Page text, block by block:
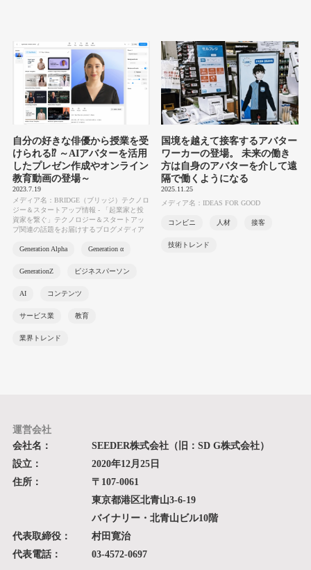
自分の好きな俳優から授業を受
けられる⁉ ～AIアバターを活用
したプレゼン作成やオンライン
教育動画の登場～
2023.7.19
メディア名：BRIDGE（ブリッジ）テクノロ
ジー＆スタートアップ情報 - 「起業家と投
資家を繋ぐ」テクノロジー＆スタートアッ
プ関連の話題をお届けするブログメディア
Generation Alpha Generation α
GenerationZ ビジネスパーソン
AI コンテンツ
サービス業 教育
業界トレンド
国境を越えて接客するアバター
ワーカーの登場。 未来の働き
方は自身のアバターを介して遠
隔で働くようになる
2025.11.25
メディア名：IDEAS FOR GOOD
コンビニ 人材 接客
技術トレンド
運営会社
会社名：
SEEDER株式会社（旧：SD G株式会社）
設立：
2020年12月25日
住所：
〒107-0061
東京都港区北青山3-6-19
バイナリー・北青山ビル10階
代表取締役：
村田寛治
代表電話：
03-4572-0697